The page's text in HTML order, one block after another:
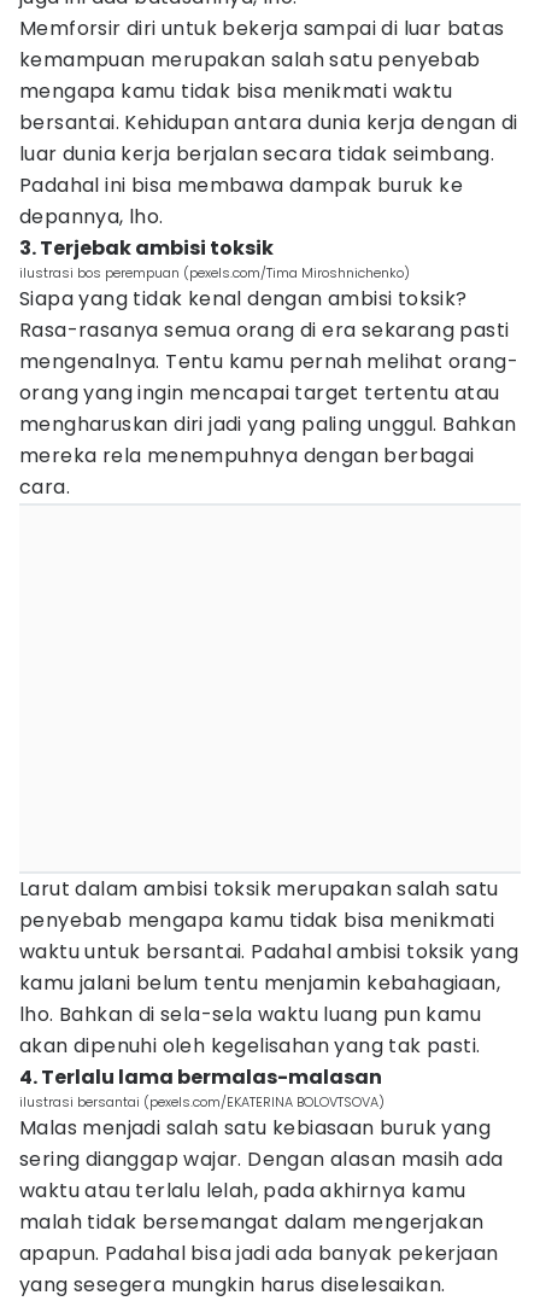
Memforsir diri untuk bekerja sampai di luar batas
kemampuan merupakan salah satu penyebab
mengapa kamu tidak bisa menikmati waktu
bersantai. Kehidupan antara dunia kerja dengan di
luar dunia kerja berjalan secara tidak seimbang.
Padahal ini bisa membawa dampak buruk ke
depannya, lho.
3. Terjebak ambisi toksik
ilustrasi bos perempuan (pexels.com/Tima Miroshnichenko)
Siapa yang tidak kenal dengan ambisi toksik?
Rasa-rasanya semua orang di era sekarang pasti
mengenalnya. Tentu kamu pernah melihat orang-
orang yang ingin mencapai target tertentu atau
mengharuskan diri jadi yang paling unggul. Bahkan
mereka rela menempuhnya dengan berbagai
cara.
Larut dalam ambisi toksik merupakan salah satu
penyebab mengapa kamu tidak bisa menikmati
waktu untuk bersantai. Padahal ambisi toksik yang
kamu jalani belum tentu menjamin kebahagiaan,
lho. Bahkan di sela-sela waktu luang pun kamu
akan dipenuhi oleh kegelisahan yang tak pasti.
4. Terlalu lama bermalas-malasan
ilustrasi bersantai (pexels.com/EKATERINA BOLOVTSOVA)
Malas menjadi salah satu kebiasaan buruk yang
sering dianggap wajar. Dengan alasan masih ada
waktu atau terlalu lelah, pada akhirnya kamu
malah tidak bersemangat dalam mengerjakan
apapun. Padahal bisa jadi ada banyak pekerjaan
yang sesegera mungkin harus diselesaikan.